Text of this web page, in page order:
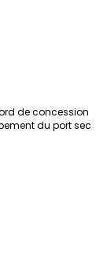
de concession
du port sec